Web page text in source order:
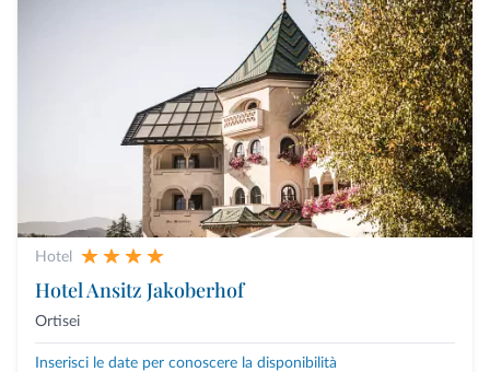
Hotel
Hotel Ansitz Jakoberhof
Ortisei
Inserisci le date per conoscere la disponibilità